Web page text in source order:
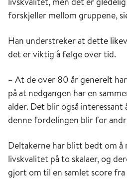
forskjeller mellom gruppene,
Han understreker at dette
det er viktig å følge over tid.
– At de over 80 år generelt
på at nedgangen har en
alder. Det blir også
denne fordelingen blir for
Deltakerne har blitt bedt om å
livskvalitet på to skalaer, og
gjort om til en samlet score